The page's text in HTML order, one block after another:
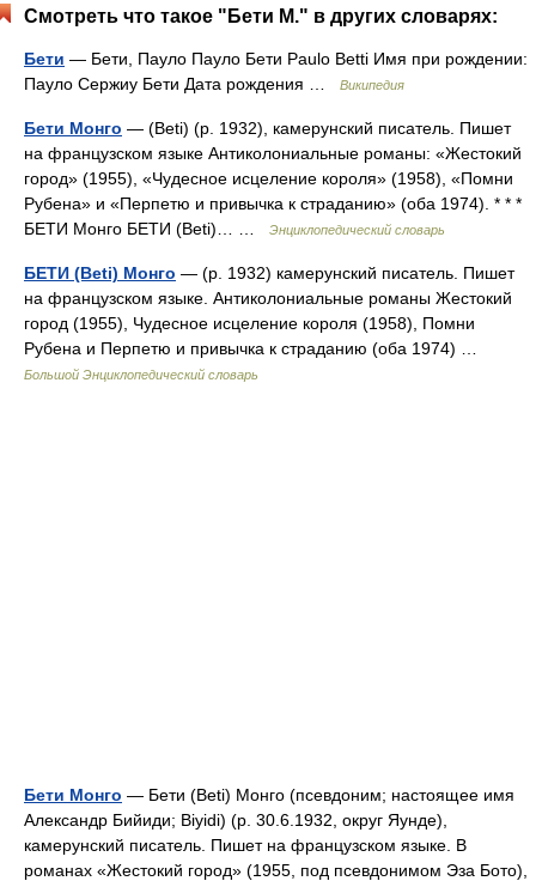
Смотреть что такое "Бети М." в других словарях:
Бети — Бети, Пауло Пауло Бети Paulo Betti Имя при рождении:
Пауло Сержиу Бети Дата рождения …
Википедия
Бети Монго — (Beti) (р. 1932), камерунский писатель. Пишет
на французском языке Антиколониальные романы: «Жестокий
город» (1955), «Чудесное исцеление короля» (1958), «Помни
Рубена» и «Перпетю и привычка к страданию» (оба 1974). * * *
БЕТИ Монго БЕТИ (Beti)… …
Энциклопедический словарь
БЕТИ (Beti) Монго — (р. 1932) камерунский писатель. Пишет
на французском языке. Антиколониальные романы Жестокий
город (1955), Чудесное исцеление короля (1958), Помни
Рубена и Перпетю и привычка к страданию (оба 1974) …
Большой Энциклопедический словарь
Бети Монго — Бети (Beti) Монго (псевдоним; настоящее имя
Александр Бийиди; Biyidi) (р. 30.6.1932, округ Яунде),
камерунский писатель. Пишет на французском языке. В
романах «Жестокий город» (1955, под псевдонимом Эза Бото),